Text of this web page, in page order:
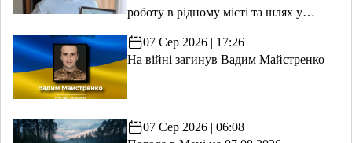
роботу в рідному місті та шлях у
07 Сер 2026 | 17:26
На війні загинув Вадим Майстренко
07 Сер 2026 | 06:08